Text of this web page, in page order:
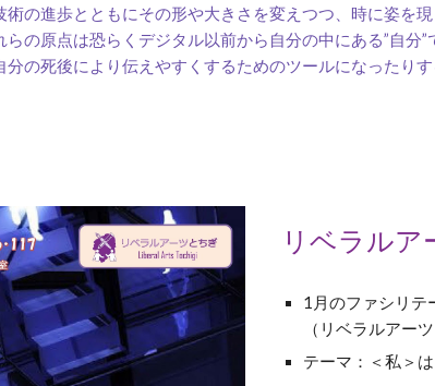
術の進歩とともにその形や大きさを変えつつ、時に姿を
の原点は恐らくデジタル以前から自分の中にある”自分
分の死後により伝えやすくするためのツールになったり
リベラルア
1月のファシリテ
（リベラルアー
テーマ：
＜私＞